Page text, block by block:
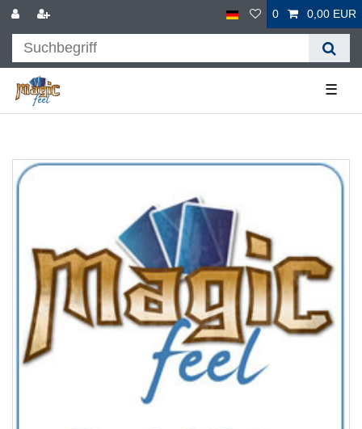
0 0,00 EUR
☰